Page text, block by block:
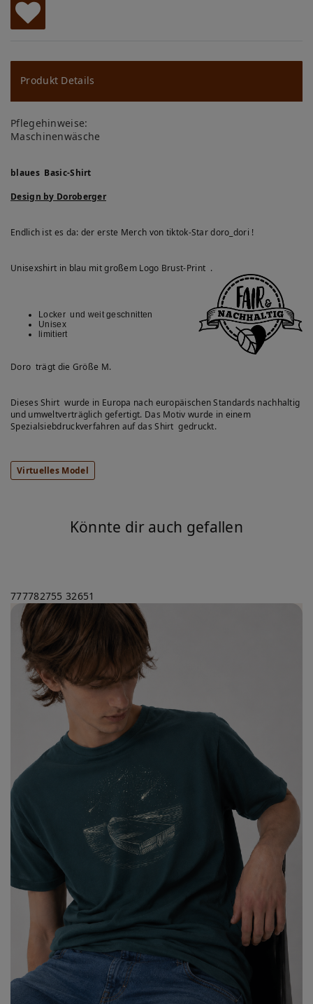
W
u
ns
ch
lis
te
Produkt Details
Pflegehinweise:
Maschinenwäsche
blaues Basic-Shirt
Design by Doroberger
Endlich ist es da: der erste Merch von tiktok-Star doro_dori !
Unisexshirt in blau mit großem Logo Brust-Print .
Locker und weit geschnitten
Unisex
limitiert
Doro trägt die Größe M.
Dieses Shirt wurde in Europa nach europäischen Standards nachhaltig
und umweltverträglich gefertigt. Das Motiv wurde in einem
Spezialsiebdruckverfahren auf das Shirt gedruckt.
Virtuelles Model
Könnte dir auch gefallen
777782755 32651